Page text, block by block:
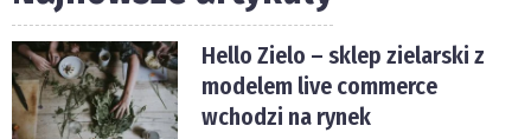
Hello Zielo – sklep zielarski z
modelem live commerce
wchodzi na rynek